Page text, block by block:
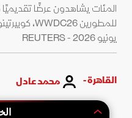
المئات يشاهدون عرضًا
يونيو 2026 - REUTERS
القاهرة - محمد عادل